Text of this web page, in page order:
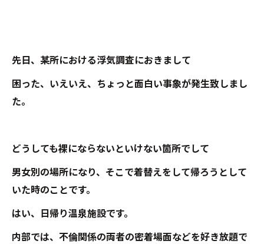
先日、某所における浮気調査におきまして
困った、いえいえ、ちょっと面白い事象が発生致しまし
た。
どうしても裸にならないといけない箇所でして
男女別の場所になり、そこで着替えをして帰ろうとして
いた時のことです。
はい、日帰り温泉施設です。
内部では、不倫関係の両者の密着場面などを好き放題で